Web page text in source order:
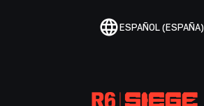
ESPAÑOL (ESPAÑA)